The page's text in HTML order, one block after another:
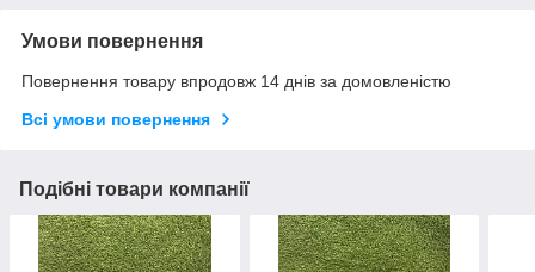
Умови повернення
Повернення товару впродовж 14 днів за домовленістю
Всі умови повернення
Подібні товари компанії